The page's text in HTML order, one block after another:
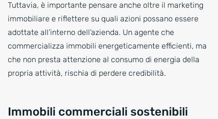
Tuttavia, è importante pensare anche oltre il marketing
immobiliare e riflettere su quali azioni possano essere
adottate all’interno dell’azienda. Un agente che
commercializza immobili energeticamente efficienti, ma
che non presta attenzione al consumo di energia della
propria attività, rischia di perdere credibilità.
Immobili commerciali sostenibili